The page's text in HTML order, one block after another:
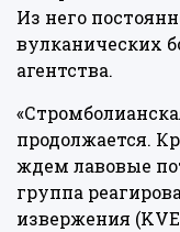
Из него
вулканических
агентства.
продолжается.
ждем лавовые
группа
извержения